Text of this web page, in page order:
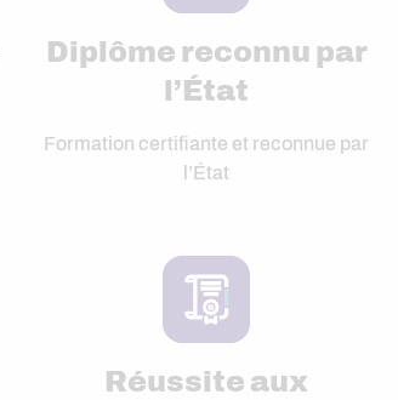
Diplôme reconnu par
l’État
Formation certifiante et reconnue par
l’État
Réussite aux